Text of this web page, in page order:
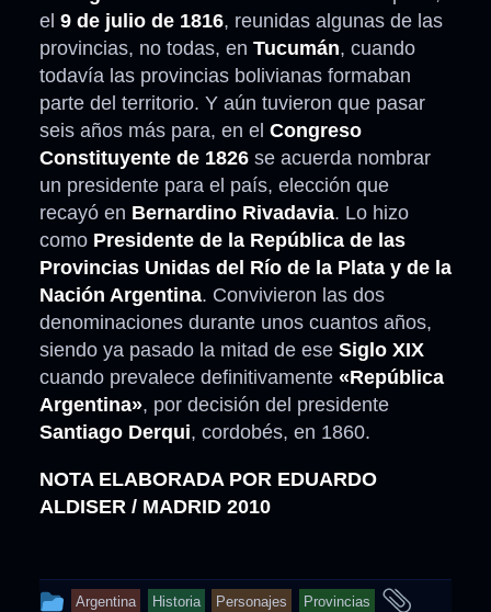
el 9 de julio de 1816, reunidas algunas de las
provincias, no todas, en Tucumán, cuando
todavía las provincias bolivianas formaban
parte del territorio. Y aún tuvieron que pasar
seis años más para, en el Congreso
Constituyente de 1826 se acuerda nombrar
un presidente para el país, elección que
recayó en Bernardino Rivadavia. Lo hizo
como Presidente de la República de las
Provincias Unidas del Río de la Plata y de la
Nación Argentina. Convivieron las dos
denominaciones durante unos cuantos años,
siendo ya pasado la mitad de ese Siglo XIX
cuando prevalece definitivamente «República
Argentina», por decisión del presidente
Santiago Derqui, cordobés, en 1860.
NOTA ELABORADA POR EDUARDO
ALDISER / MADRID 2010
This
Argentina Historia Personajes Provincias